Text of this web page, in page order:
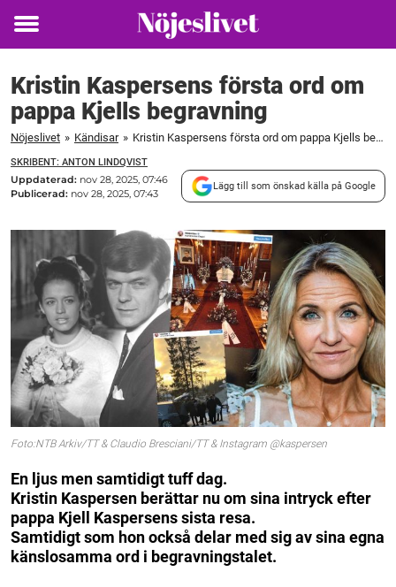
Toggle
Kristin Kaspersens första ord om
pappa Kjells begravning
Nöjeslivet » Kändisar » Kristin Kaspersens första ord om pappa Kjells begravning
SKRIBENT: ANTON LINDQVIST
Uppdaterad: nov 28, 2025, 07:46
Publicerad: nov 28, 2025, 07:43
Lägg till som önskad källa på Google
Foto:NTB Arkiv/TT & Claudio Bresciani/TT & Instagram @kaspersen
En ljus men samtidigt tuff dag.
Kristin Kaspersen berättar nu om sina intryck efter
pappa Kjell Kaspersens sista resa.
Samtidigt som hon också delar med sig av sina egna
känslosamma ord i begravningstalet.